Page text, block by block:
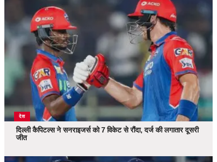
देश
दिल्ली कैपिटल्स ने सनराइजर्स को 7 विकेट से रौंदा, दर्ज की लगातार दूसरी
जीत